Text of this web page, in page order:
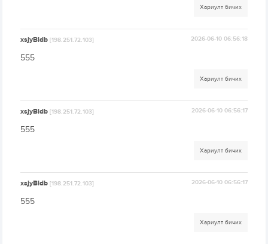
Хариулт бичих
xsjyBldb[198.251.72.103] 2026-06-10 06:56:18
555
Хариулт бичих
xsjyBldb[198.251.72.103] 2026-06-10 06:56:17
555
Хариулт бичих
xsjyBldb[198.251.72.103] 2026-06-10 06:56:17
555
Хариулт бичих